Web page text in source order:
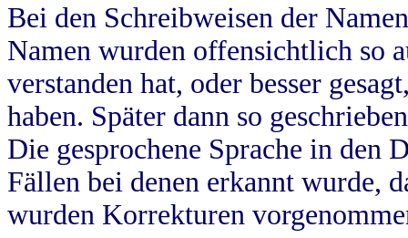
Bei den Schreibweisen der
Namen wurden offensichtlich so
verstanden hat, oder besser
haben. Später dann so
Die gesprochene Sprache in
Fällen bei denen erkannt wurde,
wurden Korrekturen